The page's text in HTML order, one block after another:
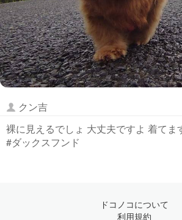
クン吉
裸に見えるでしょ 大丈夫ですよ 着てま
#ダックスフンド
ドコノコについて
利用規約